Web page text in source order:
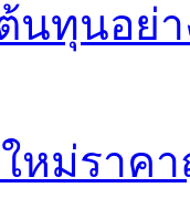
นทุนอย่
ใหม่ราค